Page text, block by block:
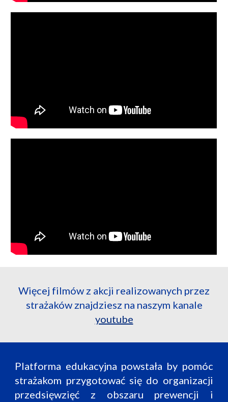
Więcej filmów z akcji realizowanych przez
strażaków znajdziesz na naszym kanale
youtube
Platforma edukacyjna powstała by pomóc
strażakom przygotować się do organizacji
przedsięwzięć z obszaru prewencji i